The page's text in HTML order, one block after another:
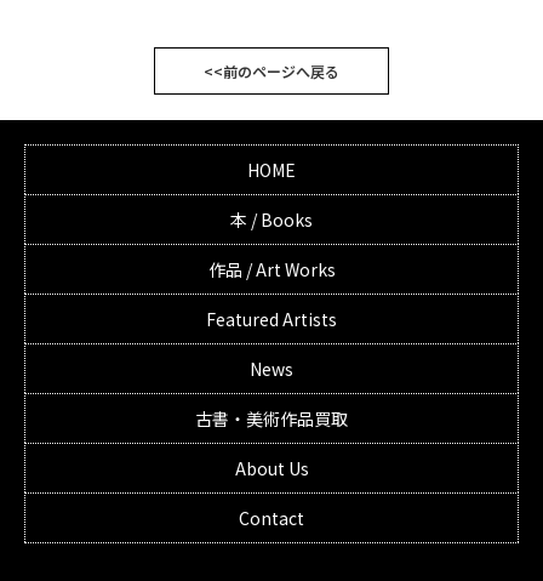
<<前のページへ戻る
HOME
本 / Books
作品 / Art Works
Featured Artists
News
古書・美術作品買取
About Us
Contact